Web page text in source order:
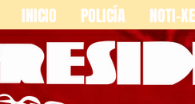
INICIO POLICÍA NOTI-